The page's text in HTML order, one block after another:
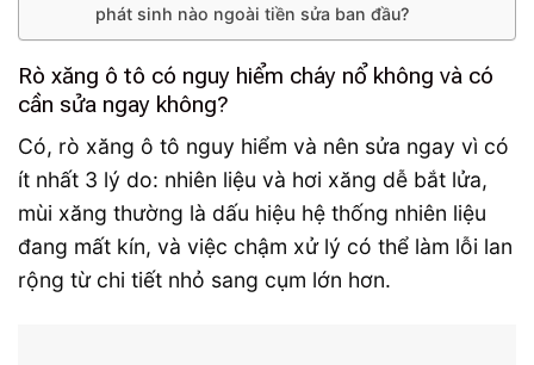
phát sinh nào ngoài tiền sửa ban đầu?
Rò xăng ô tô có nguy hiểm cháy nổ không và có
cần sửa ngay không?
Có, rò xăng ô tô nguy hiểm và nên sửa ngay vì có
ít nhất 3 lý do: nhiên liệu và hơi xăng dễ bắt lửa,
mùi xăng thường là dấu hiệu hệ thống nhiên liệu
đang mất kín, và việc chậm xử lý có thể làm lỗi lan
rộng từ chi tiết nhỏ sang cụm lớn hơn.